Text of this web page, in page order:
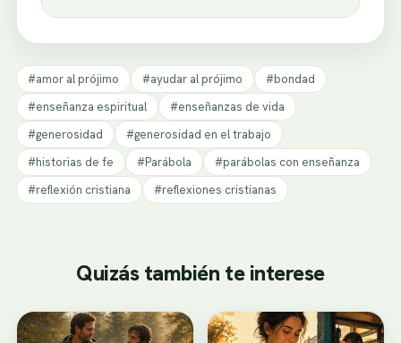
#amor al prójimo #ayudar al prójimo
#bondad
#enseñanza espiritual
#enseñanzas de vida
#generosidad
#generosidad en el trabajo
#historias de fe
#Parábola
#parábolas con enseñanza
#reflexión cristiana
#reflexiones cristianas
Quizás también te interese